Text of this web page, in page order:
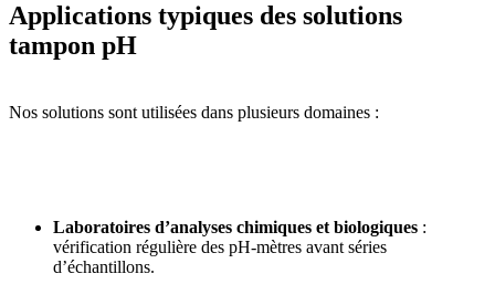
Applications typiques des solutions
tampon pH
Nos solutions sont utilisées dans plusieurs domaines :
Laboratoires d’analyses chimiques et biologiques :
vérification régulière des pH-mètres avant séries
d’échantillons.